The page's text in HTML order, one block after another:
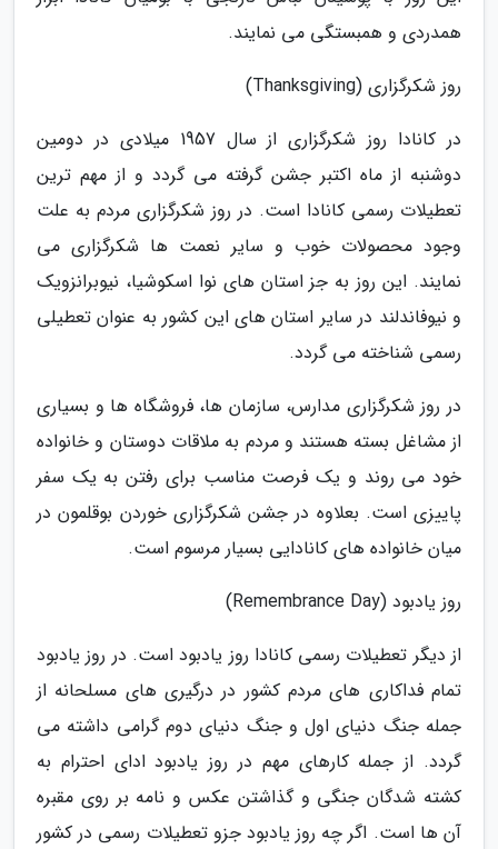
همدردی و همبستگی می نمایند.
روز شکرگزاری (Thanksgiving)
در کانادا روز شکرگزاری از سال 1957 میلادی در دومین
دوشنبه از ماه اکتبر جشن گرفته می گردد و از مهم ترین
تعطیلات رسمی کانادا است. در روز شکرگزاری مردم به علت
وجود محصولات خوب و سایر نعمت ها شکرگزاری می
نمایند. این روز به جز استان های نوا اسکوشیا، نیوبرانزویک
و نیوفاندلند در سایر استان های این کشور به عنوان تعطیلی
رسمی شناخته می گردد.
در روز شکرگزاری مدارس، سازمان ها، فروشگاه ها و بسیاری
از مشاغل بسته هستند و مردم به ملاقات دوستان و خانواده
خود می روند و یک فرصت مناسب برای رفتن به یک سفر
پاییزی است. بعلاوه در جشن شکرگزاری خوردن بوقلمون در
میان خانواده های کانادایی بسیار مرسوم است.
روز یادبود (Remembrance Day)
از دیگر تعطیلات رسمی کانادا روز یادبود است. در روز یادبود
تمام فداکاری های مردم کشور در درگیری های مسلحانه از
جمله جنگ دنیای اول و جنگ دنیای دوم گرامی داشته می
گردد. از جمله کارهای مهم در روز یادبود ادای احترام به
کشته شدگان جنگی و گذاشتن عکس و نامه بر روی مقبره
آن ها است. اگر چه روز یادبود جزو تعطیلات رسمی در کشور